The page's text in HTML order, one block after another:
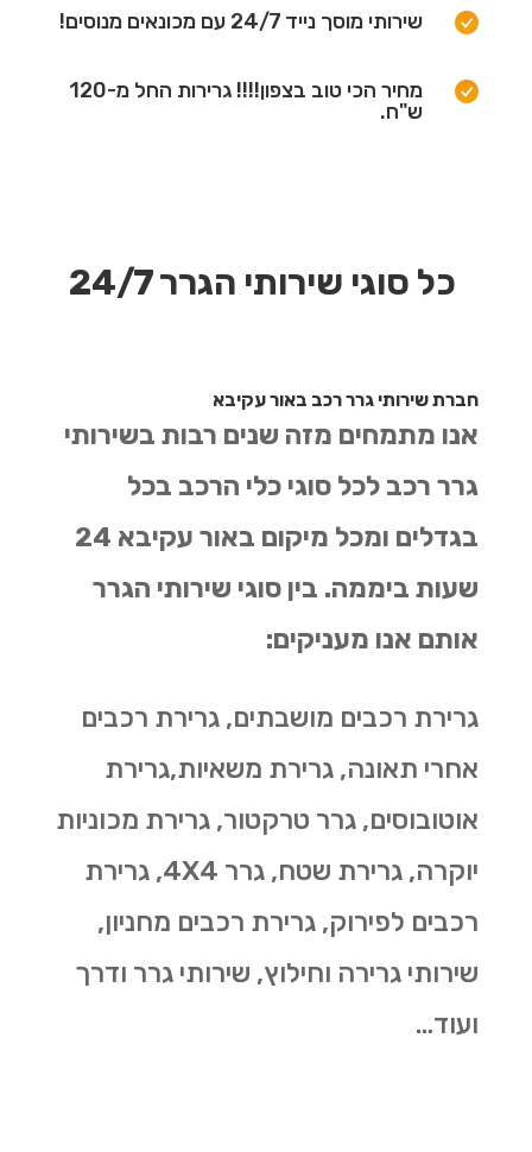
שירותי מוסך נייד 24/7 עם מכונאים מנוסים!
מחיר הכי טוב בצפון!!!! גרירות החל מ-120
ש"ח.
כל סוגי שירותי הגרר 24/7
חברת שירותי גרר רכב באור עקיבא
אנו מתמחים מזה שנים רבות בשירותי
גרר רכב לכל סוגי כלי הרכב בכל
בגדלים ומכל מיקום באור עקיבא 24
שעות ביממה. בין סוגי שירותי הגרר
אותם אנו מעניקים:
גרירת רכבים מושבתים, גרירת רכבים
אחרי תאונה, גרירת משאיות,גרירת
אוטובוסים, גרר טרקטור, גרירת מכוניות
יוקרה, גרירת שטח, גרר 4X4, גרירת
רכבים לפירוק, גרירת רכבים מחניון,
שירותי גרירה וחילוץ, שירותי גרר ודרך
ועוד…